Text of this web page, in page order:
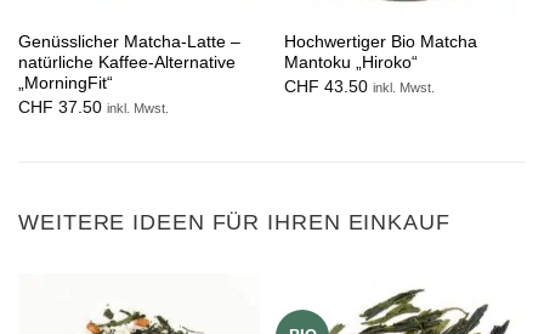
Genüsslicher Matcha-Latte –
natürliche Kaffee-Alternative
„MorningFit“
CHF 37.50 inkl. Mwst.
Hochwertiger Bio Matcha
Mantoku „Hiroko“
CHF 43.50 inkl. Mwst.
WEITERE IDEEN FÜR IHREN EINKAUF